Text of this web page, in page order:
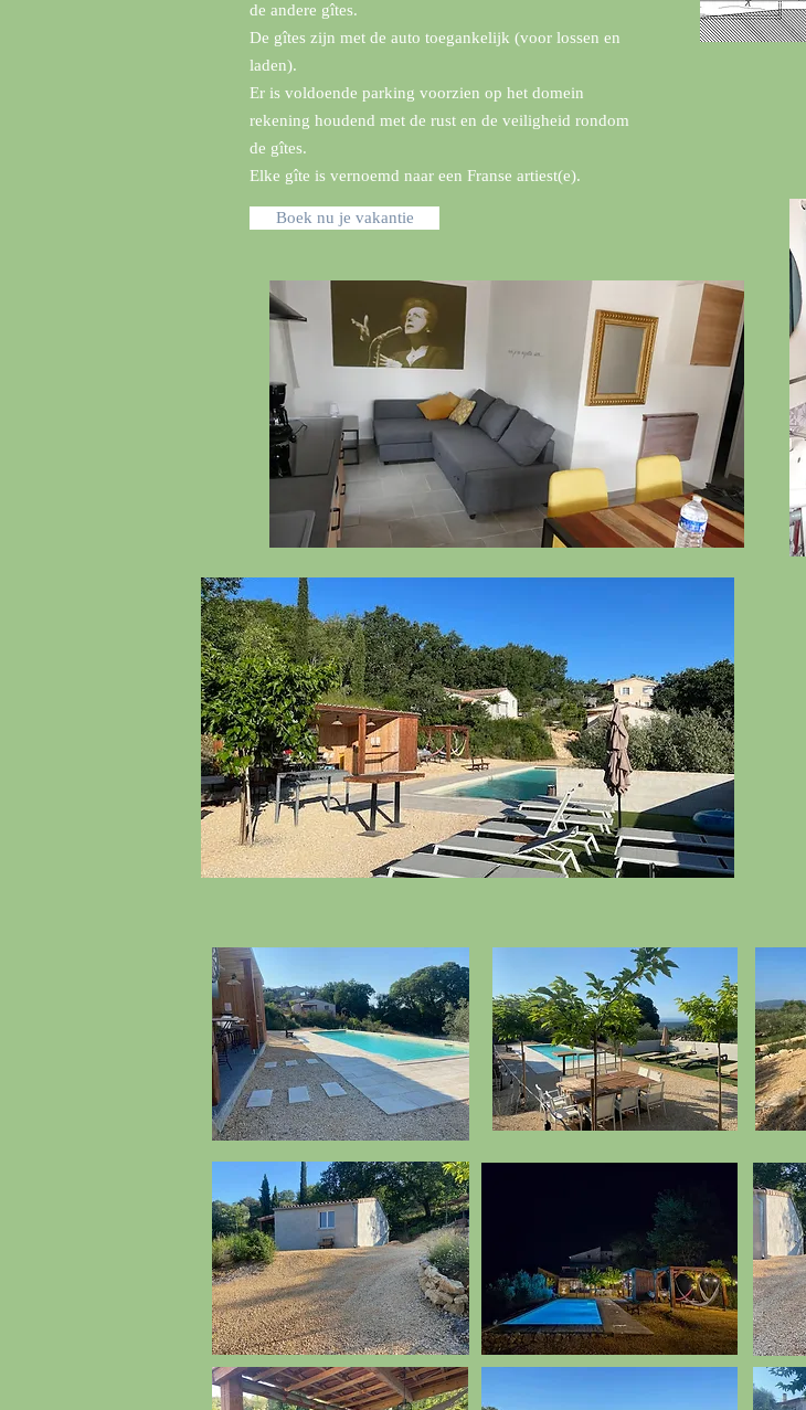
de andere gîtes.
De gîtes zijn met de auto toegankelijk (voor lossen en
laden).
Er is voldoende parking voorzien op het domein
rekening houdend met de rust en de veiligheid rondom
de gîtes.
Elke gîte is vernoemd naar een Franse artiest(e).
Boek nu je vakantie